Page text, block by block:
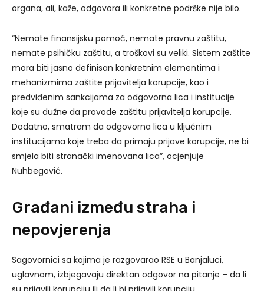
organa, ali, kaže, odgovora ili konkretne podrške nije bilo.
“Nemate finansijsku pomoć, nemate pravnu zaštitu,
nemate psihičku zaštitu, a troškovi su veliki. Sistem zaštite
mora biti jasno definisan konkretnim elementima i
mehanizmima zaštite prijavitelja korupcije, kao i
predviđenim sankcijama za odgovorna lica i institucije
koje su dužne da provode zaštitu prijavitelja korupcije.
Dodatno, smatram da odgovorna lica u ključnim
institucijama koje treba da primaju prijave korupcije, ne bi
smjela biti stranački imenovana lica”, ocjenjuje
Nuhbegović.
Građani između straha i
nepovjerenja
Sagovornici sa kojima je razgovarao RSE u Banjaluci,
uglavnom, izbjegavaju direktan odgovor na pitanje – da li